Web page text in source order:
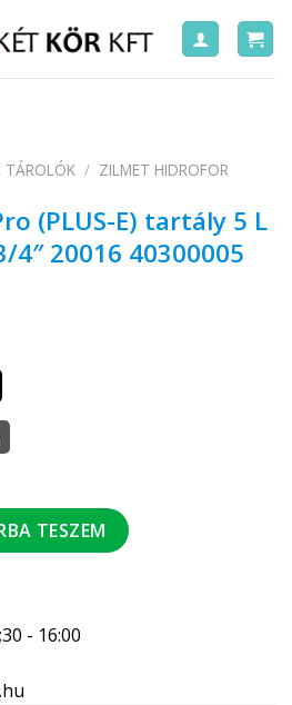
TÁROLÓK / ZILMET HIDROFOR
(PLUS-E) tartály 5 L
20016 40300005
E) tartály 5 L fix butil 10 bar 3/4"
TESZEM
- 16:00